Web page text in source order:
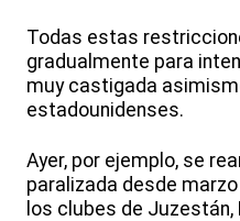
Todas estas
gradualmente para
muy castigada
estadounidenses.
Ayer, por ejemplo, se
paralizada desde
los clubes de Juzestán,